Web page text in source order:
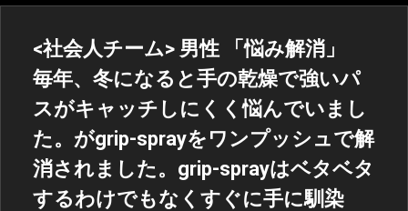
<社会人チーム> 男性 「悩み解消」
毎年、冬になると手の乾燥で強いパ
スがキャッチしにくく悩んでいまし
た。がgrip-sprayをワンプッシュで解
消されました。grip-sprayはベタベタ
するわけでもなくすぐに手に馴染